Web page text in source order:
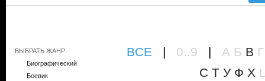
ВЫБРАТЬ ЖАНР:
Биографический
Боевик
ВCE | 0..9 | А Б В Г
С Т У Ф Х